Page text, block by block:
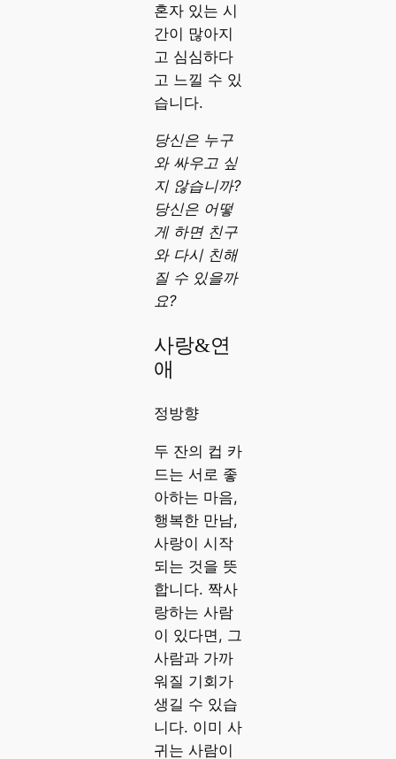
혼자 있는 시
간이 많아지
고 심심하다
고 느낄 수 있
습니다.
당신은 누구
와 싸우고 싶
지 않습니까?
당신은 어떻
게 하면 친구
와 다시 친해
질 수 있을까
요?
사랑&연
애
정방향
두 잔의 컵 카
드는 서로 좋
아하는 마음,
행복한 만남,
사랑이 시작
되는 것을 뜻
합니다. 짝사
랑하는 사람
이 있다면, 그
사람과 가까
워질 기회가
생길 수 있습
니다. 이미 사
귀는 사람이